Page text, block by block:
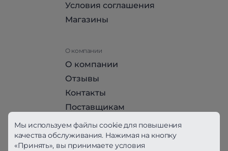
Условия соглашения
Магазины
О компании
О компании
Отзывы
Контакты
Поставщикам
Стать партнером HomeHit
Мы используем файлы cookie для повышения
качества обслуживания. Нажимая на кнопку
«Принять», вы принимаете условия